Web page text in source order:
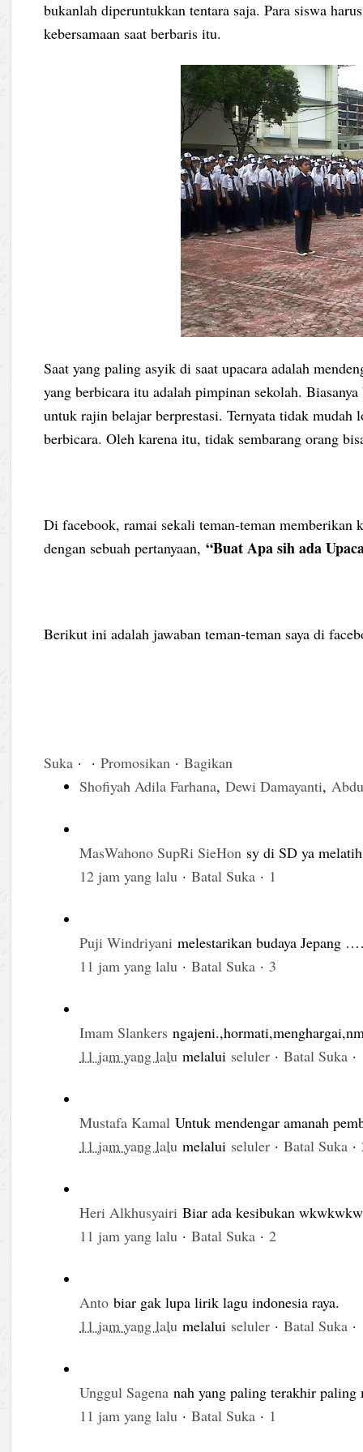
bukanlah diperuntukkan tentara saja. Para siswa
kebersamaan saat berbaris itu.
Saat yang paling asyik di saat upacara adalah
yang berbicara itu adalah pimpinan sekolah.
untuk rajin belajar berprestasi. Ternyata tidak
berbicara. Oleh karena itu, tidak sembarang orang
Di facebook, ramai sekali teman-teman memberikan
dengan sebuah pertanyaan,“Buat Apa sih ada
Berikut ini adalah jawaban teman-teman saya di
Suka · ·Promosikan ·Bagikan
Shofiyah Adila Farhana,Dewi Damayanti,
MasWahono SupRi SieHon sy di SD ya
12 jam yang lalu ·Batal Suka · 1
Puji Windriyani melestarikan budaya
11 jam yang lalu ·Batal Suka · 3
Imam Slankers
11 jam yang lalu melalui seluler ·Batal Suka ·
Mustafa Kamal Untuk mendengar amanah
11 jam yang lalu melalui seluler ·Batal Suka ·
Heri Alkhusyairi Biar ada kesibukan
11 jam yang lalu ·Batal Suka ·2
Anto biar gak lupa lirik lagu indonesia raya.
11 jam yang lalu melalui seluler ·Batal Suka ·
Unggul Sagena nah yang paling terakhir paling
11 jam yang lalu ·Batal Suka · 1